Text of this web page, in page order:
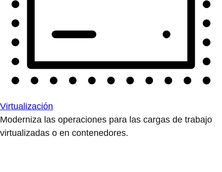
Virtualización
Moderniza las operaciones para las cargas de trabajo
virtualizadas o en contenedores.